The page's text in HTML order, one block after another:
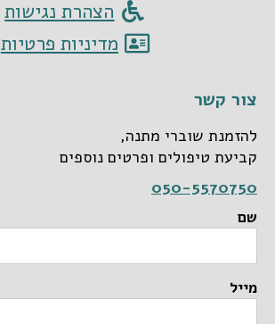
הצהרת נגישות
מדיניות פרטיות
צור קשר
להזמנת שוברי מתנה,
קביעת טיפולים ופרטים נוספים
050-5570750
שם
מייל